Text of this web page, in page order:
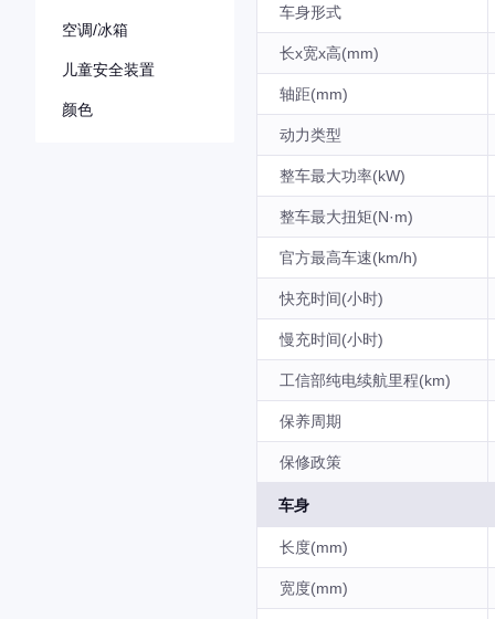
空调/冰箱
儿童安全装置
颜色
车身形式
长x宽x高(mm)
轴距(mm)
动力类型
整车最大功率(kW)
整车最大扭矩(N·m)
官方最高车速(km/h)
快充时间(小时)
慢充时间(小时)
工信部纯电续航里程(km)
保养周期
保修政策
车身
长度(mm)
宽度(mm)